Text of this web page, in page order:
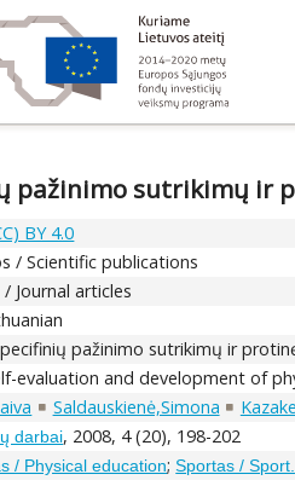
pažinimo sutrikimų ir
BY 4.0
/ Scientific publications
Journal articles
pažinimo sutrikimų ir
evaluation and development of
Saldauskienė,Simona
darbai, 2008, 4 (20), 198-202
/ Physical education;Sportas / Sport.